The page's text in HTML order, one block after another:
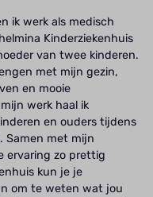
ik werk als medisch
Kinderziekenhuis
van twee kinderen.
met mijn gezin,
en mooie
werk haal ik
en ouders tijdens
Samen met mijn
ervaring zo prettig
kun je je
om te weten wat jou